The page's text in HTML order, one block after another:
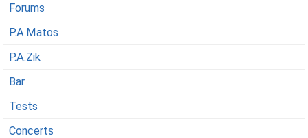
Forums
P.A.Matos
P.A.Zik
Bar
Tests
Concerts